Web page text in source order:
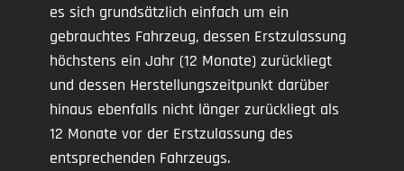
es sich grundsätzlich einfach um ein
gebrauchtes Fahrzeug, dessen Erstzulassung
höchstens ein Jahr (12 Monate) zurückliegt
und dessen Herstellungszeitpunkt darüber
hinaus ebenfalls nicht länger zurückliegt als
12 Monate vor der Erstzulassung des
entsprechenden Fahrzeugs.